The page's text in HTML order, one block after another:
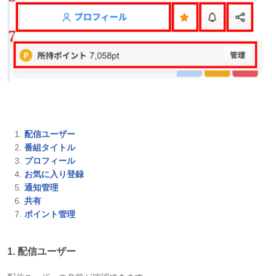
配信ユーザー
番組タイトル
プロフィール
お気に入 り登録
通知管理
共有
ポイント管理
1. 配信ユーザー